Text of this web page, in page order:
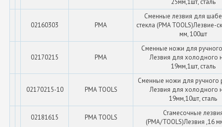
25мм,1шт, сталь
02160303 PMA
Сменные лезвия для
стекла (PMA TOOLS)Лезвие-
мм, 100шт
02170215 PMA
Сменные ножи для
Лезвия для холодного
19мм,1шт, сталь
02170215-10 PMA TOOLS
Сменные ножи для ручного
Лезвия для холодного
19мм,10шт, сталь
02181615 PMA TOOLS
Стамесочные
(PMA/TOOLS)Лезвия ,16